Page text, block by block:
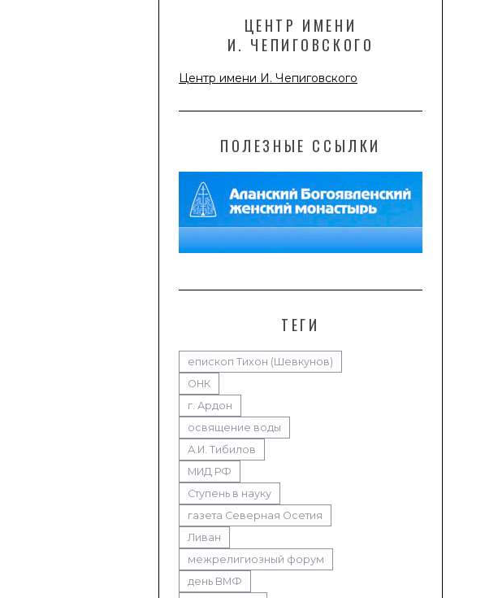
ЦЕНТР ИМЕНИ
И. ЧЕПИГОВСКОГО
Центр имени И. Чепиговского
ПОЛЕЗНЫЕ ССЫЛКИ
ТЕГИ
епископ Тихон (Шевкунов)
ОНК
г. Ардон
освящение воды
А.И. Тибилов
МИД РФ
Ступень в науку
газета Северная Осетия
Ливан
межрелигиозный форум
день ВМФ